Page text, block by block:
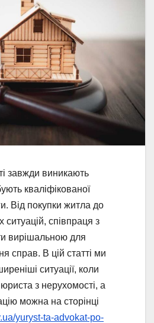
завжди виникають
кваліфікованої
Від покупки житла до
ситуацій, співпраця з
вирішальною для
справ. В цій статті ми
ситуації, коли
з нерухомості, а
можна на сторінці
yuryst-ta-advokat-po-